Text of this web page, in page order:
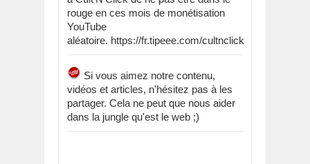
rouge en ces mois de monétisation
YouTube
aléatoire. https://fr.tipeee.com/cultnclick
Si vous aimez notre contenu,
vidéos et articles, n'hésitez pas à les
partager. Cela ne peut que nous aider
dans la jungle qu'est le web ;)